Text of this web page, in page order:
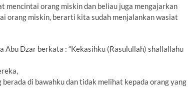
mencintai orang miskin dan beliau juga mengajarkan
orang miskin, berarti kita sudah menjalankan wasiat
Abu Dzar berkata : “Kekasihku (Rasulullah) shallallahu
di bawahku dan tidak melihat kepada orang yang